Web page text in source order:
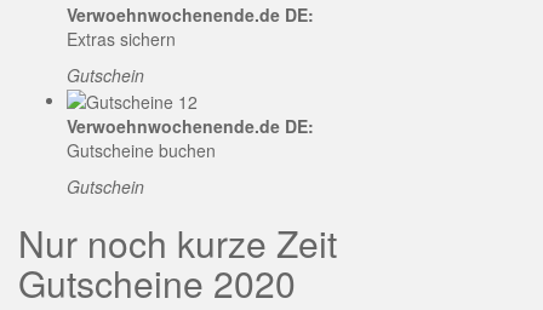
Verwoehnwochenende.de DE:
Extras sichern
Gutschein
Verwoehnwochenende.de DE:
Gutscheine buchen
Gutschein
Nur noch kurze Zeit
Gutscheine 2020